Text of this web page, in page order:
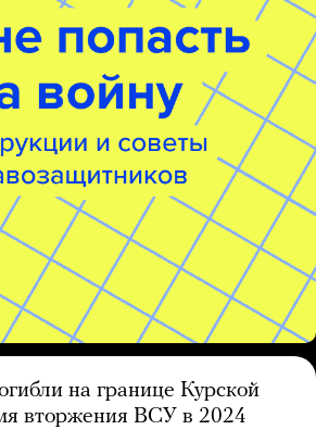
на границе Курской
вторжения ВСУ в 2024